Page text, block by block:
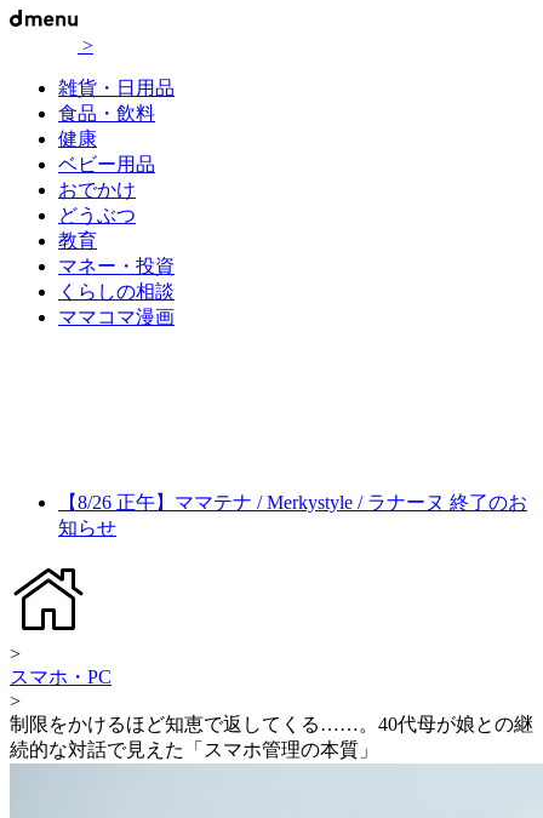
>
雑貨・日用品
食品・飲料
健康
ベビー用品
おでかけ
どうぶつ
教育
マネー・投資
くらしの相談
ママコマ漫画
【8/26 正午】ママテナ / Merkystyle / ラナーヌ 終了のお
知らせ
>
スマホ・PC
>
制限をかけるほど知恵で返してくる……。40代母が娘との継
続的な対話で見えた「スマホ管理の本質」